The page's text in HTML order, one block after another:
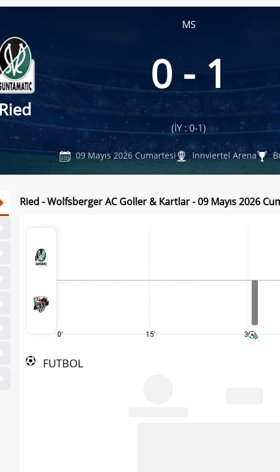
MS
Ried
0 - 1
(İY : 0-1)
09 Mayıs 2026 Cumartesi Innviertel Arena
Ried - Wolfsberger AC Goller & Kartlar - 09 Mayıs 2026
0' 15' 30'
FUTBOL